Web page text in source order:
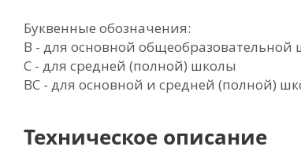
Буквенные обозначения:
В - для основной общеобразовательной
С - для средней (полной) школы
ВС - для основной и средней (полной)
Техническое описание